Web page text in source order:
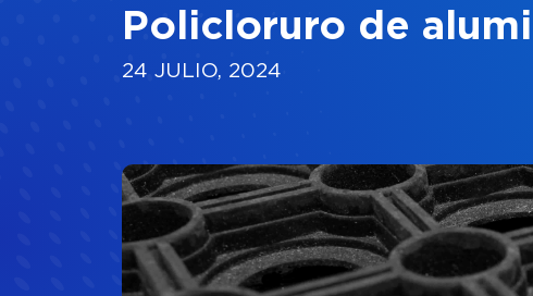
Materias Primas
Agroindustria
Materias Primas Eléctrica y
Hospitales
Policloruro de
24 JULIO, 2024